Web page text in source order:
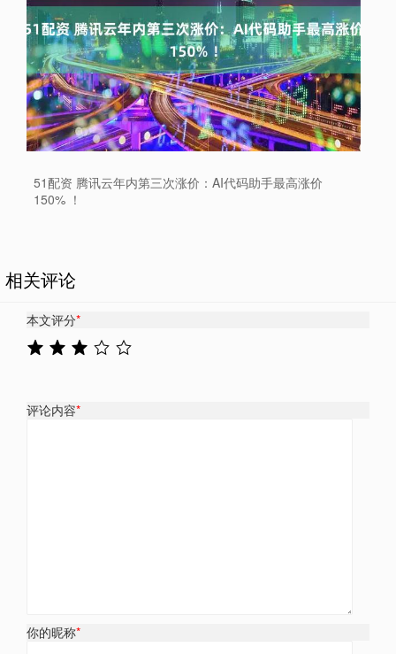
51配资 腾讯云年内第三次涨价：AI代码助手最高涨价
150% ！
相关评论
本文评分*
评论内容*
你的昵称*